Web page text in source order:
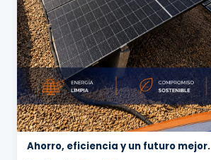
Ahorro, eficiencia y un futuro mejor.